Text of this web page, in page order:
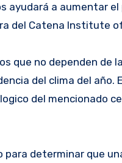
ayudará a aumentar
del Catena Institute
que no dependen de
del clima del año.
del mencionado
para determinar que